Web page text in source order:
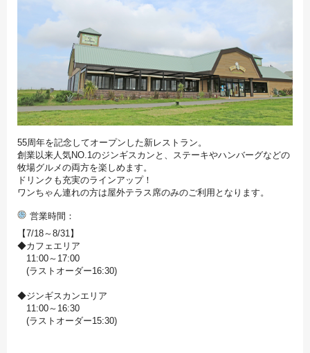
55周年を記念してオープンした新レストラン。
創業以来人気NO.1のジンギスカンと、ステーキやハンバーグなどの
牧場グルメの両方を楽しめます。
ドリンクも充実のラインアップ！
ワンちゃん連れの方は屋外テラス席のみのご利用となります。
営業時間
【7/18～8/31】
◆カフェエリア
11:00～17:00
(ラストオーダー16:30)
◆ジンギスカンエリア
11:00～16:30
(ラストオーダー15:30)